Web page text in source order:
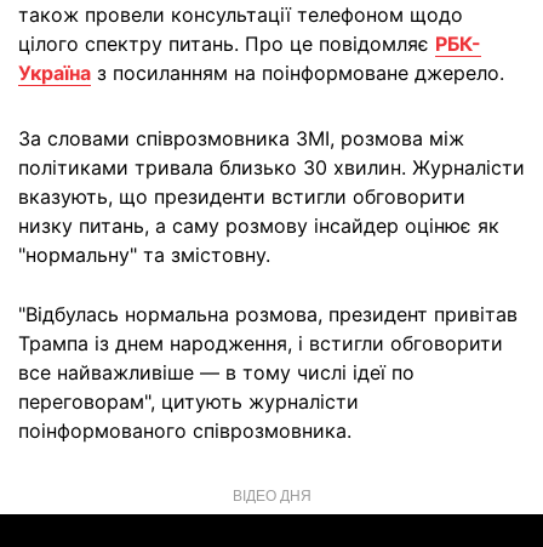
також провели консультації телефоном щодо
цілого спектру питань. Про це повідомляє РБК-
Україна з посиланням на поінформоване джерело.
За словами співрозмовника ЗМІ, розмова між
політиками тривала близько 30 хвилин. Журналісти
вказують, що президенти встигли обговорити
низку питань, а саму розмову інсайдер оцінює як
"нормальну" та змістовну.
"Відбулась нормальна розмова, президент привітав
Трампа із днем народження, і встигли обговорити
все найважливіше — в тому числі ідеї по
переговорам", цитують журналісти
поінформованого співрозмовника.
ВІДЕО ДНЯ